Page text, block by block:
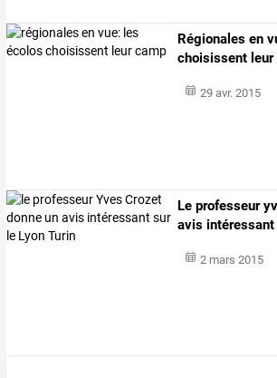
Régionales en
choisissent leur
29 avr. 2015
Le professeur
avis
2 mars 2015